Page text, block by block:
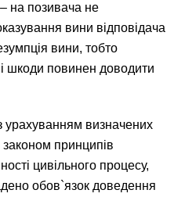
на позивача не
вини відповідача
вини, тобто
шкоди повинен доводити
урахуванням визначених
принципів
цивільного процесу,
обов`язок доведення